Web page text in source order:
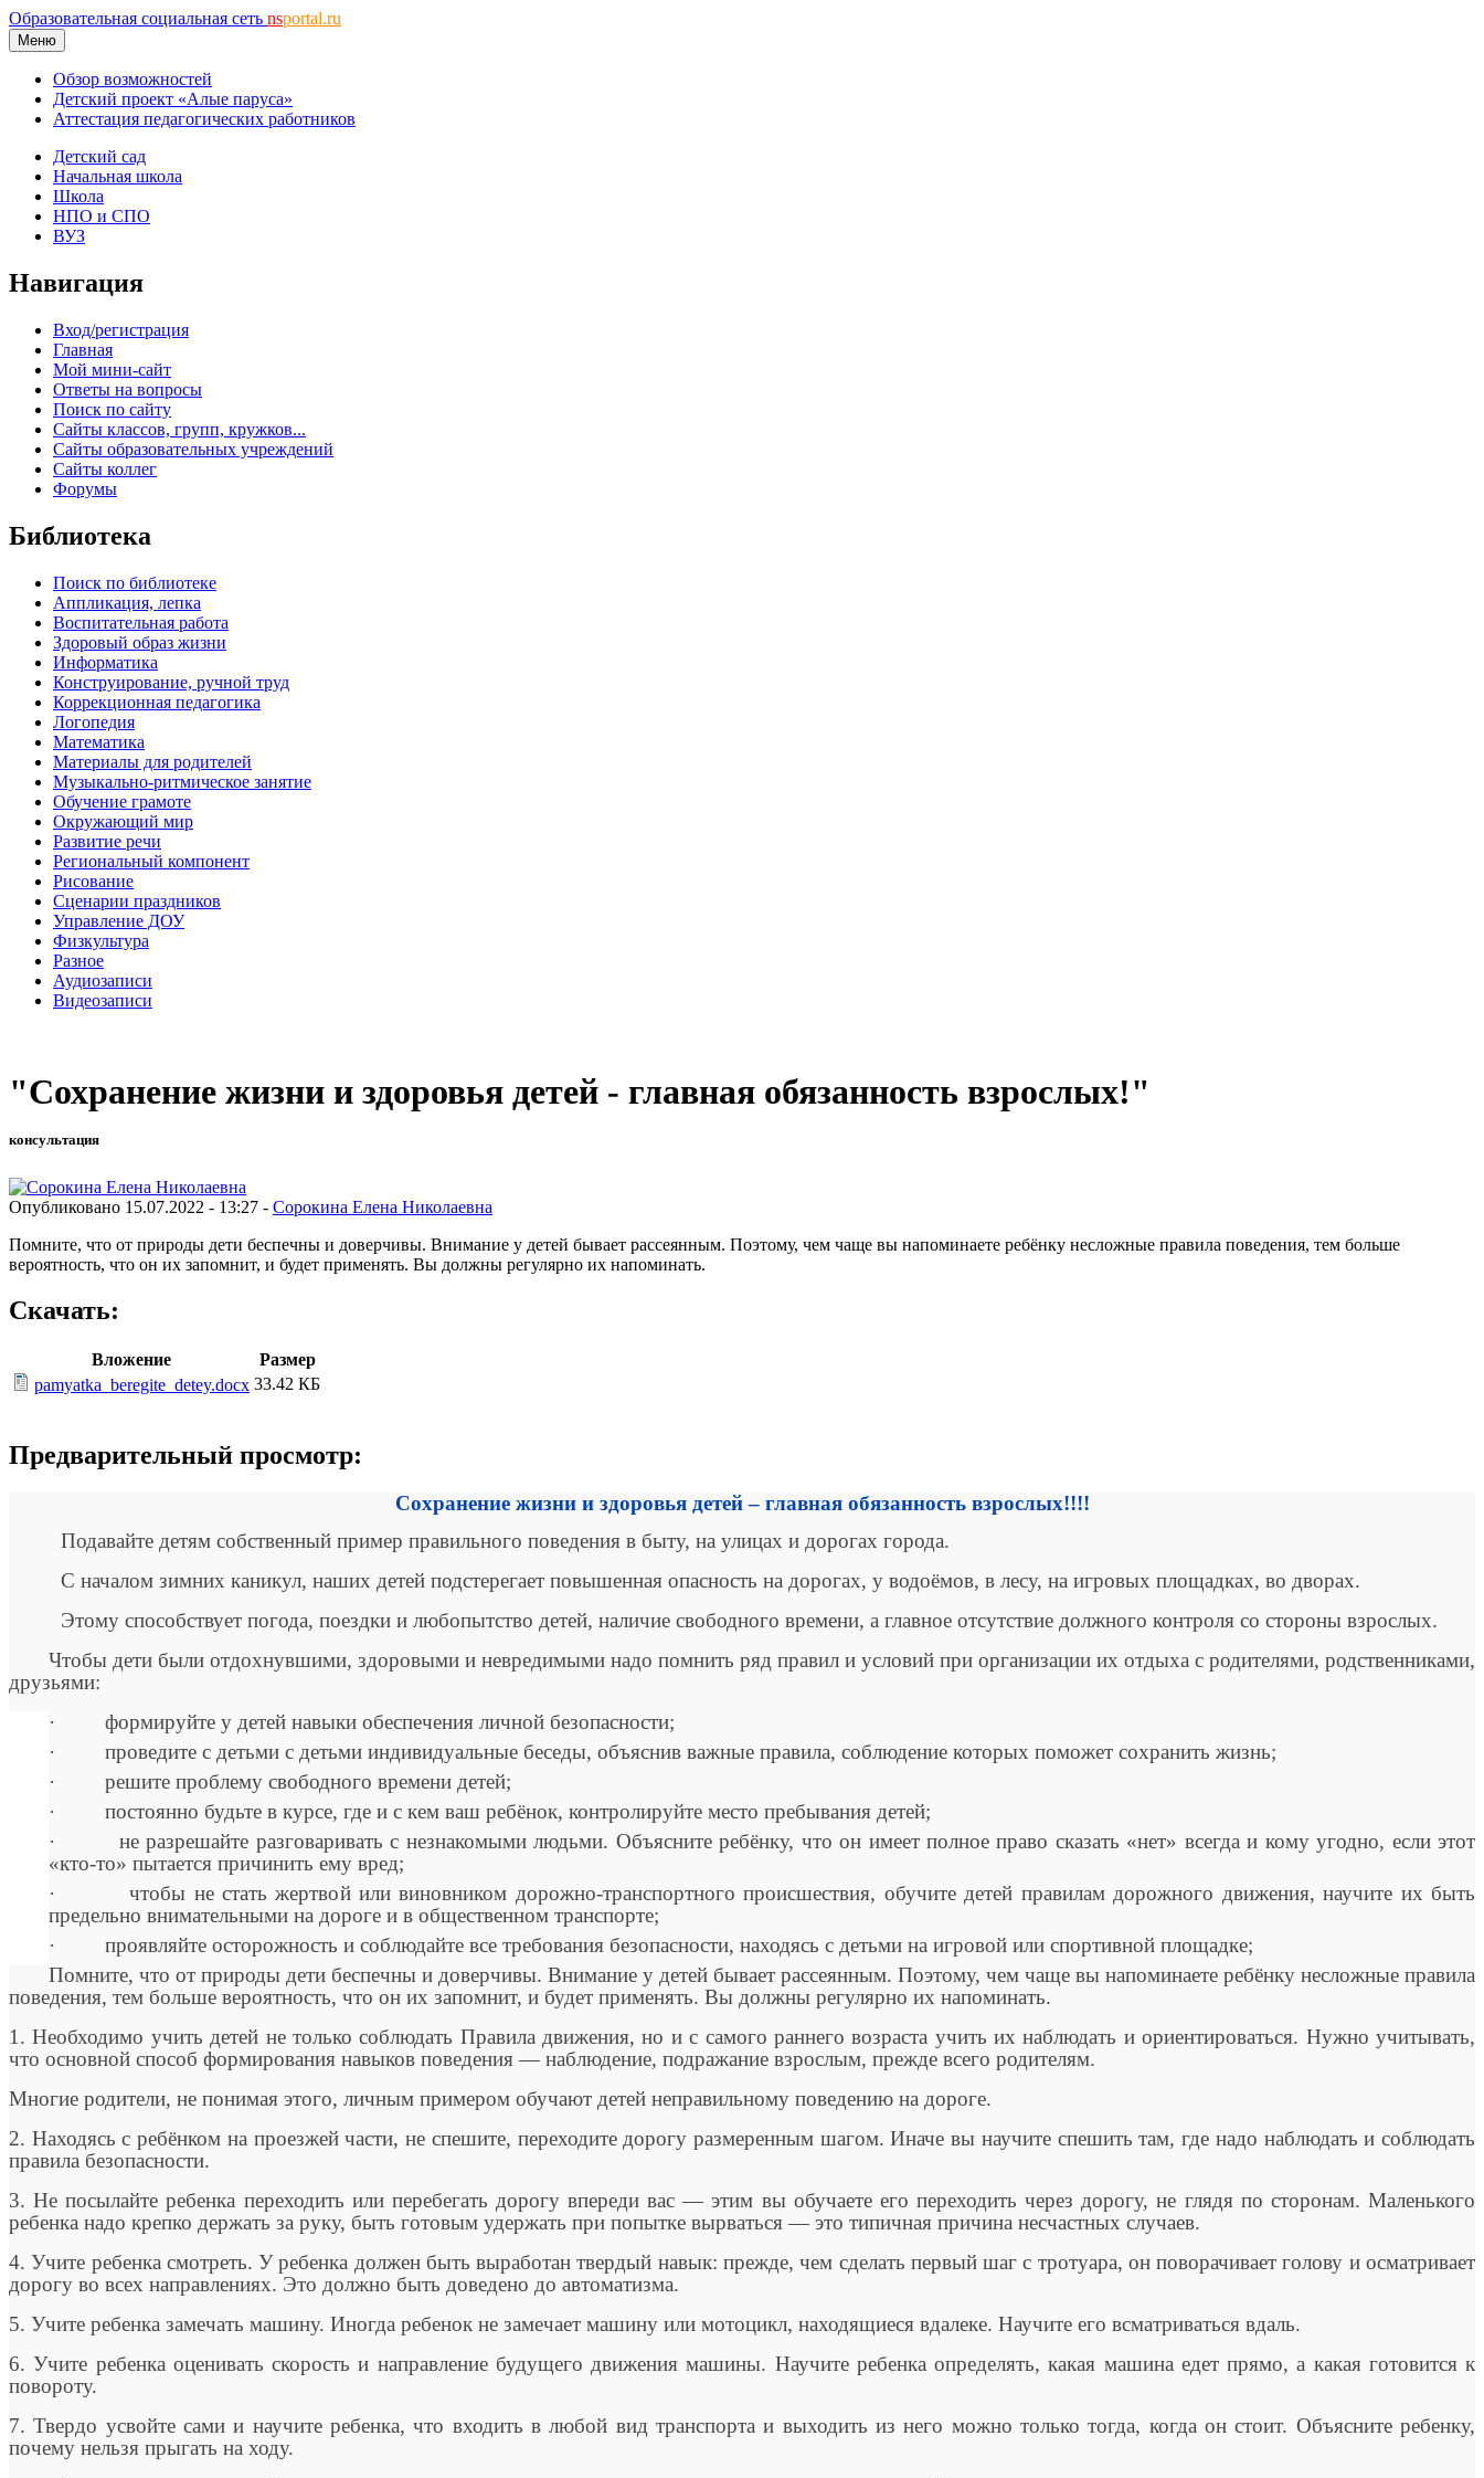
Образовательная социальная сеть nsportal.ru
Меню
Обзор возможностей
Детский проект «Алые паруса»
Аттестация педагогических работников
Детский сад
Начальная школа
Школа
НПО и СПО
ВУЗ
Навигация
Вход/регистрация
Главная
Мой мини-сайт
Ответы на вопросы
Поиск по сайту
Сайты классов, групп, кружков...
Сайты образовательных учреждений
Сайты коллег
Форумы
Библиотека
Поиск по библиотеке
Аппликация, лепка
Воспитательная работа
Здоровый образ жизни
Информатика
Конструирование, ручной труд
Коррекционная педагогика
Логопедия
Математика
Материалы для родителей
Музыкально-ритмическое занятие
Обучение грамоте
Окружающий мир
Развитие речи
Региональный компонент
Рисование
Сценарии праздников
Управление ДОУ
Физкультура
Разное
Аудиозаписи
Видеозаписи
"Сохранение жизни и здоровья детей - главная обязанность взрослых!"
консультация
Опубликовано 15.07.2022 - 13:27 - Сорокина Елена Николаевна
Помните, что от природы дети беспечны и доверчивы. Внимание у детей бывает рассеянным. Поэтому, чем чаще вы напоминаете ребёнку несложные правила поведения, тем больше
вероятность, что он их запомнит, и будет применять. Вы должны регулярно их напоминать.
Скачать:
Вложение
Размер
pamyatka_beregite_detey.docx 33.42 КБ
Предварительный просмотр:
Сохранение жизни и здоровья детей – главная обязанность взрослых!!!!
Подавайте детям собственный пример правильного поведения в быту, на улицах и дорогах города.
С началом зимних каникул, наших детей подстерегает повышенная опасность на дорогах, у водоёмов, в лесу, на игровых площадках, во дворах.
Этому способствует погода, поездки и любопытство детей, наличие свободного времени, а главное отсутствие должного контроля со стороны взрослых.
Чтобы дети были отдохнувшими, здоровыми и невредимыми надо помнить ряд правил и условий при организации их отдыха с родителями, родственниками,
друзьями:
· формируйте у детей навыки обеспечения личной безопасности;
· проведите с детьми с детьми индивидуальные беседы, объяснив важные правила, соблюдение которых поможет сохранить жизнь;
· решите проблему свободного времени детей;
· постоянно будьте в курсе, где и с кем ваш ребёнок, контролируйте место пребывания детей;
· не разрешайте разговаривать с незнакомыми людьми. Объясните ребёнку, что он имеет полное право сказать «нет» всегда и кому угодно, если этот
«кто-то» пытается причинить ему вред;
· чтобы не стать жертвой или виновником дорожно-транспортного происшествия, обучите детей правилам дорожного движения, научите их быть
предельно внимательными на дороге и в общественном транспорте;
· проявляйте осторожность и соблюдайте все требования безопасности, находясь с детьми на игровой или спортивной площадке;
Помните, что от природы дети беспечны и доверчивы. Внимание у детей бывает рассеянным. Поэтому, чем чаще вы напоминаете ребёнку несложные правила
поведения, тем больше вероятность, что он их запомнит, и будет применять. Вы должны регулярно их напоминать.
1. Необходимо учить детей не только соблюдать Правила движения, но и с самого раннего возраста учить их наблюдать и ориентироваться. Нужно учитывать,
что основной способ формирования навыков поведения — наблюдение, подражание взрослым, прежде всего родителям.
Многие родители, не понимая этого, личным примером обучают детей неправильному поведению на дороге.
2. Находясь с ребёнком на проезжей части, не спешите, переходите дорогу размеренным шагом. Иначе вы научите спешить там, где надо наблюдать и соблюдать
правила безопасности.
3. Не посылайте ребенка переходить или перебегать дорогу впереди вас — этим вы обучаете его переходить через дорогу, не глядя по сторонам. Маленького
ребенка надо крепко держать за руку, быть готовым удержать при попытке вырваться — это типичная причина несчастных случаев.
4. Учите ребенка смотреть. У ребенка должен быть выработан твердый навык: прежде, чем сделать первый шаг с тротуара, он поворачивает голову и осматривает
дорогу во всех направлениях. Это должно быть доведено до автоматизма.
5. Учите ребенка замечать машину. Иногда ребенок не замечает машину или мотоцикл, находящиеся вдалеке. Научите его всматриваться вдаль.
6. Учите ребенка оценивать скорость и направление будущего движения машины. Научите ребенка определять, какая машина едет прямо, а какая готовится к
повороту.
7. Твердо усвойте сами и научите ребенка, что входить в любой вид транспорта и выходить из него можно только тогда, когда он стоит. Объясните ребенку,
почему нельзя прыгать на ходу.